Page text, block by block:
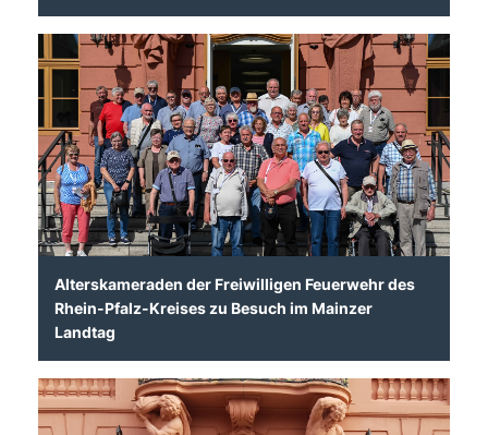
Alterskameraden der Freiwilligen Feuerwehr des
Rhein-Pfalz-Kreises zu Besuch im Mainzer
Landtag